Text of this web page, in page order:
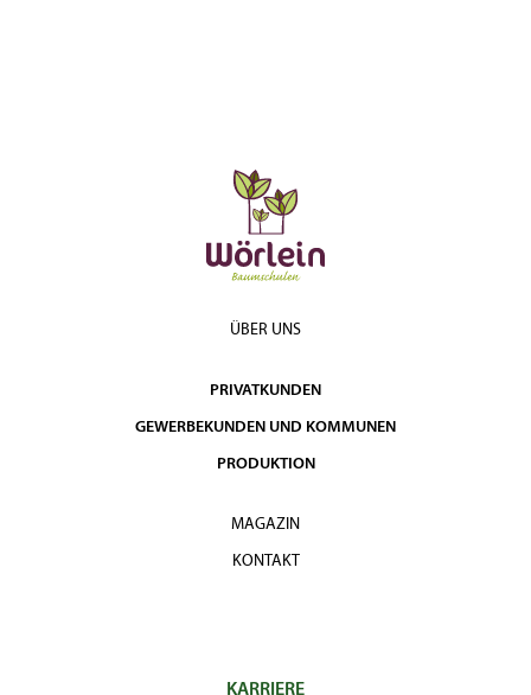
ÜBER UNS
PRIVATKUNDEN
GEWERBEKUNDEN UND KOMMUNEN
PRODUKTION
MAGAZIN
KONTAKT
KARRIERE